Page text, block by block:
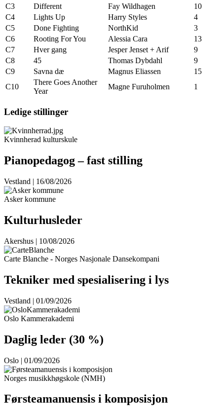
C3
Different Fay Wildhagen
10
C4
Lights Up Harry Styles
4
C5
Done Fighting NorthKid
3
C6
Rooting For You Alessia Cara
13
C7
Hver gang Jesper Jenset + Arif
9
C8
45 Thomas Dybdahl
9
C9
Savna dæ Magnus Eliassen
15
C10
There Goes Another
Year
Magne Furuholmen 1
Ledige stillinger
Kvinnherad kulturskule
Pianopedagog – fast stilling
Vestland | 16/08/2026
Asker kommune
Kulturhusleder
Akershus | 10/08/2026
Carte Blanche - Norges Nasjonale Dansekompani
Tekniker med spesialisering i lys
Vestland | 01/09/2026
Oslo Kammerakademi
Daglig leder (30 %)
Oslo | 01/09/2026
Norges musikkhøgskole (NMH)
Førsteamanuensis i komposisjon